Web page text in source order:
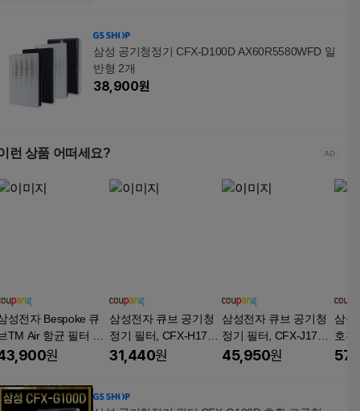
삼성 공기청정기 CFX-D100D AX60R5580WFD 일
반형 2개
38,900원
런 상품 어떠세요?
성전자 Bespoke 큐
TM Air 항균 필터 소
, CFX-H1005D, 1개
원
삼성전자 큐브 공기청
정기 필터, CFX-H170
D, 1개
31,440원
삼성전자 큐브 공기청
정기 필터, CFX-J170
D, 1개
45,950원
삼성
호환
브